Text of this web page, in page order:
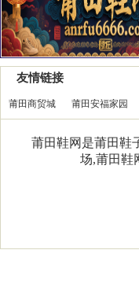
友情链接
莆田商贸城 莆田安福家园
莆田鞋网是莆田鞋
场,莆田鞋